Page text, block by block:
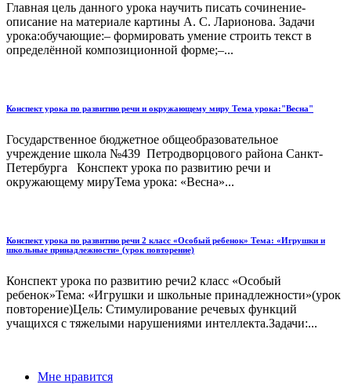
Главная цель данного урока научить писать сочинение-
описание на материале картины А. С. Ларионова. Задачи
урока:обучающие:– формировать умение строить текст в
определённой композиционной форме;–...
Конспект урока по развитию речи и окружающему миру Тема урока:"Весна"
Государственное бюджетное общеобразовательное
учреждение школа №439 Петродворцового района Санкт-
Петербурга Конспект урока по развитию речи и
окружающему мируТема урока: «Весна»...
Конспект урока по развитию речи 2 класс «Особый ребенок» Тема: «Игрушки и
школьные принадлежности» (урок повторение)
Конспект урока по развитию речи2 класс «Особый
ребенок»Тема: «Игрушки и школьные принадлежности»(урок
повторение)Цель: Стимулирование речевых функций
учащихся с тяжелыми нарушениями интеллекта.Задачи:...
Мне нравится